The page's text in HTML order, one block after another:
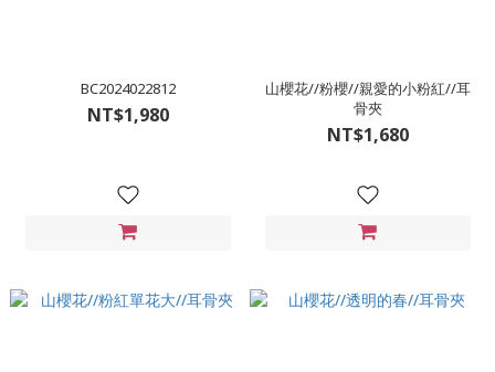
BC2024022812
NT$1,980
山櫻花//粉櫻//親愛的小粉紅//耳
骨夾
NT$1,680